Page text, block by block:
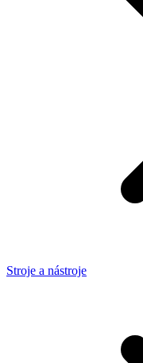
Stroje a nástroje